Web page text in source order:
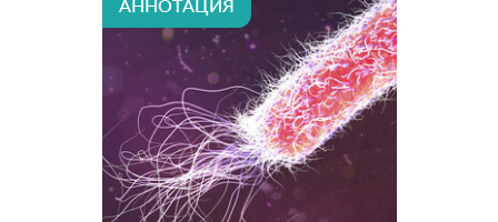
АННОТАЦИЯ